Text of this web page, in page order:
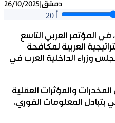
26/10/2025 دمشق
20
في المؤتمر العربي التاسع
العربية لمكافحة
وزراء الداخلية العرب في
المخدرات والمؤثرات العقلية
المعني بتبادل المعلومات الفوري،